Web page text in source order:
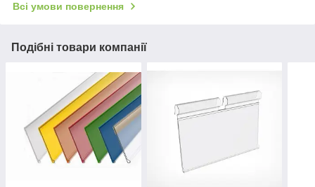
Всі умови повернення
Подібні товари компанії